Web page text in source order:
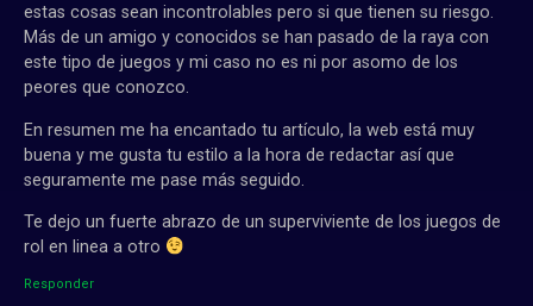
estas cosas sean incontrolables pero si que tienen su riesgo.
Más de un amigo y conocidos se han pasado de la raya con
este tipo de juegos y mi caso no es ni por asomo de los
peores que conozco.
En resumen me ha encantado tu artículo, la web está muy
buena y me gusta tu estilo a la hora de redactar así que
seguramente me pase más seguido.
Te dejo un fuerte abrazo de un superviviente de los juegos de
rol en linea a otro
Responder